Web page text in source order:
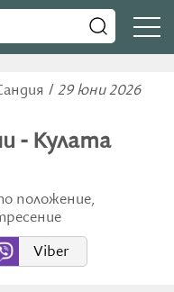
/ 29 юни 2026
- Кулата
положение,
Viber